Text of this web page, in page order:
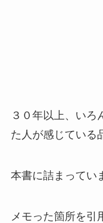
３０年以上、いろ
た人が感じている
本書に詰まってい
メモった箇所を引